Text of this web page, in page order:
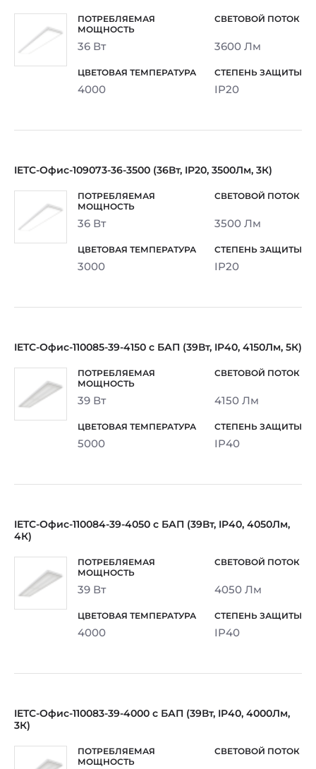
36 Вт 3600 Лм
4000 IP20
IETC-Офис-109073-36-3500 (36Вт, IP20, 3500Лм, 3К)
36 Вт 3500 Лм
3000 IP20
IETC-Офис-110085-39-4150 с БАП (39Вт, IP40, 4150Лм, 5К)
39 Вт 4150 Лм
5000 IP40
IETC-Офис-110084-39-4050 с БАП (39Вт, IP40, 4050Лм,
4К)
39 Вт 4050 Лм
4000 IP40
IETC-Офис-110083-39-4000 с БАП (39Вт, IP40, 4000Лм,
3К)